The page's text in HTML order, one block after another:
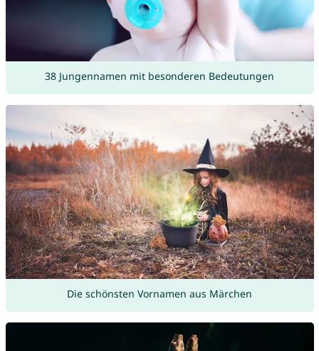
38 Jungennamen mit besonderen Bedeutungen
Die schönsten Vornamen aus Märchen